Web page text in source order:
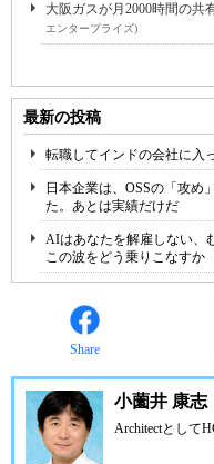
大阪ガスが月2000時間の
エンタープライズ)
最新の投稿
転職してインドの会社に入
日本企業は、OSSの「攻
た。あとは実績だけだ
AIはあなたを解雇しない、
この波をどう乗りこなすか
Share
小薗井 康志
Architectとして